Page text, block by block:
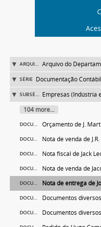
ARQUIVO Arquivo do
SÉRIE Documentação
SUBSÉRIE Empresas (Indústria
104 more...
DOCUMENTO Orçamento de J.
DOCUMENTO Nota de venda de
DOCUMENTO Nota fiscal de Jack
DOCUMENTO Nota de venda de
DOCUMENTO Nota de entrega de
DOCUMENTO Documentos
DOCUMENTO Documentos